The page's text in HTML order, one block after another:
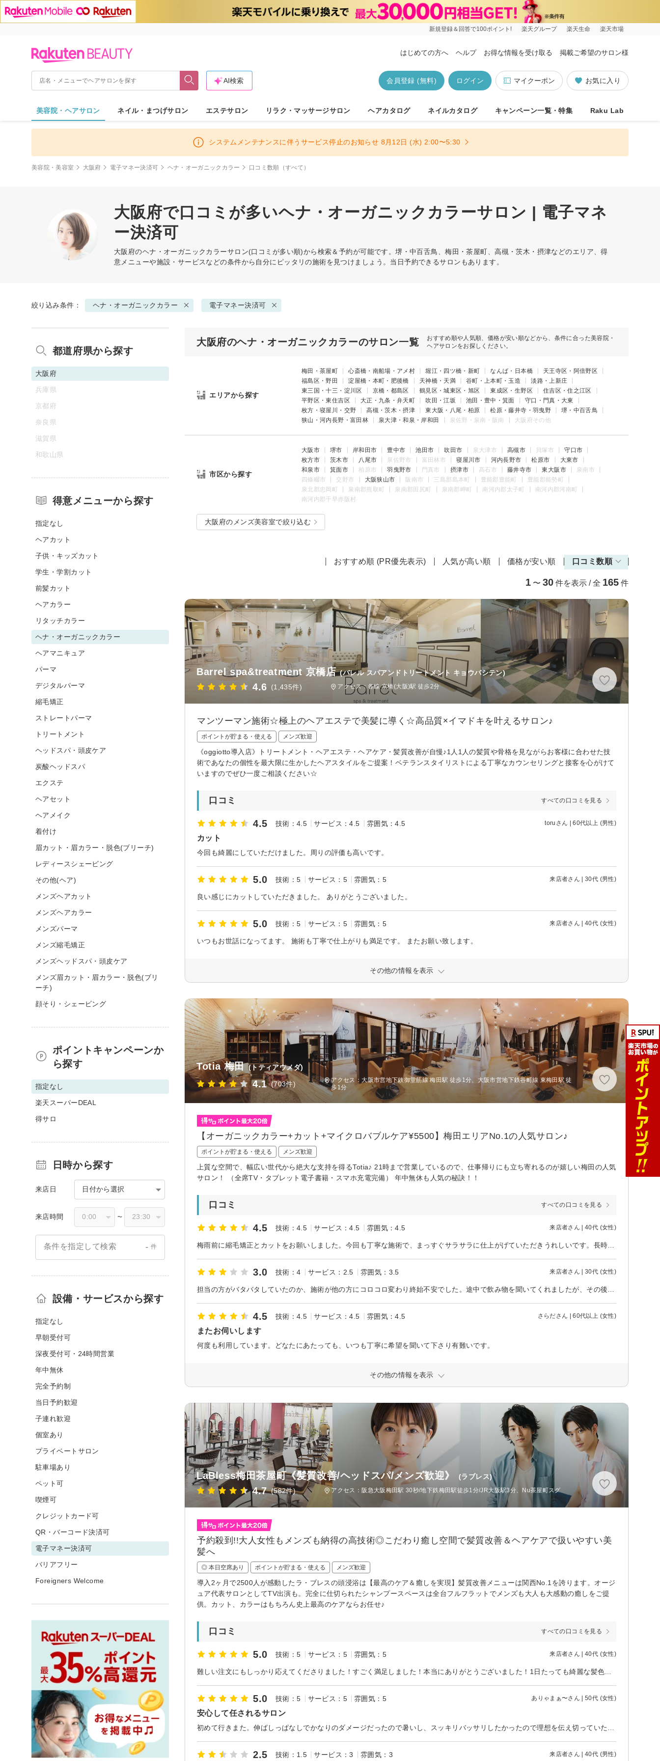
新規登録＆回答で100ポイント! 楽天グループ 楽天生命 楽天市場
はじめての方へ ヘルプ お得な情報を受け取る 掲載ご希望のサロン様
お気に入り
マイクーポン
ログイン
会員登録 (無料)
AI検索
美容院・ヘアサロン ネイル・まつげサロン エステサロン リラク・マッサージサロン ヘアカタログ ネイルカタログ キャンペーン一覧・特集 Raku Lab
システムメンテナンスに伴うサービス停止のお知らせ 8月12日 (水) 2:00〜5:30
美容院・美容室 大阪府 電子マネー決済可 ヘナ・オーガニックカラー 口コミ数順（すべて）
大阪府で口コミが多いヘナ・オーガニックカラーサロン | 電子マネ
ー決済可
大阪府のヘナ・オーガニックカラーサロン(口コミが多い順)から検索＆予約が可能です。堺・中百舌鳥、梅田・茶屋町、高槻・茨木・摂津などのエリア、得
意メニューや施設・サービスなどの条件から自分にピッタリの施術を見つけましょう。当日予約できるサロンもあります。
絞り込み条件： ヘナ・オーガニックカラー 電子マネー決済可
大阪府のヘナ・オーガニックカラーのサロン一覧
おすすめ順や人気順、価格が安い順などから、条件に合った美容院・
ヘアサロンをお探しください。
エリアから探す
梅田・茶屋町 心斎橋・南船場・アメ村 堀江・四ツ橋・新町 なんば・日本橋
天王寺区・阿倍野区
福島区・野田
淀屋橋・本町・肥後橋 天神橋・天満 谷町・上本町・玉造
淡路・上新庄
東三国・十三・淀川区
京橋・都島区 鶴見区・城東区・旭区 東成区・生野区
住吉区・住之江区
平野区・東住吉区
大正・九条・弁天町 吹田・江坂 池田・豊中・箕面
守口・門真・大東
枚方・寝屋川・交野
高槻・茨木・摂津 東大阪・八尾・柏原 松原・藤井寺・羽曳野
堺・中百舌鳥
狭山・河内長野・富田林
泉大津・和泉・岸和田 泉佐野・泉南・阪南 大阪府その他
市区から探す
大阪市 堺市 岸和田市 豊中市 池田市 吹田市 泉大津市 高槻市 貝塚市
守口市
枚方市
茨木市 八尾市 泉佐野市 富田林市 寝屋川市 河内長野市 松原市
大東市
和泉市
箕面市 柏原市 羽曳野市 門真市 摂津市 高石市 藤井寺市 東大阪市
泉南市
四條畷市
交野市 大阪狭山市 阪南市 三島郡島本町 豊能郡豊能町
豊能郡能勢町
泉北郡忠岡町
泉南郡熊取町 泉南郡田尻町 泉南郡岬町 南河内郡太子町
南河内郡河南町
南河内郡千早赤阪村
大阪府のメンズ美容室で絞り込む
おすすめ順 (PR優先表示) 人気が高い順 価格が安い順 口コミ数順
1 〜 30 件を表示 / 全 165 件
Barrel spa&treatment 京橋店 (バレル スパアンドトリートメント キョウバシテン)
4.6 (1,435件) アクセス：各線 京橋(大阪)駅 徒歩2分
マンツーマン施術☆極上のヘアエステで美髪に導く☆高品質×イマドキを叶えるサロン♪
ポイントが貯まる・使える メンズ歓迎
《oggiotto導入店》トリートメント・ヘアエステ・ヘアケア・髪質改善が自慢♪1人1人の髪質や骨格を見ながらお客様に合わせた技
術であなたの個性を最大限に生かしたヘアスタイルをご提案！ベテランスタイリストによる丁寧なカウンセリングと接客を心がけて
いますのでぜひ一度ご相談ください☆
口コミ すべての口コミを見る
4.5 技術：4.5 サービス：4.5 雰囲気：4.5 toruさん | 60代以上 (男性)
カット
今回も綺麗にしていただけました。周りの評価も高いです。
5.0 技術：5 サービス：5 雰囲気：5 来店者さん | 30代 (男性)
良い感じにカットしていただきました。 ありがとうございました。
5.0 技術：5 サービス：5 雰囲気：5 来店者さん | 40代 (女性)
いつもお世話になってます。 施術も丁寧で仕上がりも満足です。 またお願い致します。
その他の情報を表示
Totia 梅田 (トティアウメダ)
4.1 (703件)
アクセス：大阪市営地下鉄御堂筋線 梅田駅 徒歩1分、大阪市営地下鉄谷町線 東梅田駅 徒
歩1分
【オーガニックカラー+カット+マイクロバブルケア¥5500】梅田エリアNo.1の人気サロン♪
ポイントが貯まる・使える メンズ歓迎
上質な空間で、幅広い世代から絶大な支持を得るTotia♪ 21時まで営業しているので、仕事帰りにも立ち寄れるのが嬉しい梅田の人気
サロン！ （全席TV・タブレット電子書籍・スマホ充電完備） 年中無休も人気の秘訣！！
口コミ すべての口コミを見る
4.5 技術：4.5 サービス：4.5 雰囲気：4.5 来店者さん | 40代 (女性)
3.0 技術：4 サービス：2.5 雰囲気：3.5 来店者さん | 30代 (女性)
4.5 技術：4.5 サービス：4.5 雰囲気：4.5 さらださん | 60代以上 (女性)
またお伺いします
何度も利用しています。どなたにあたっても、いつも丁寧に希望を聞いて下さり有難いです。
その他の情報を表示
LaBless梅田茶屋町《髪質改善/ヘッドスパ/メンズ歓迎》 (ラブレス)
4.7 (582件) アクセス：阪急大阪梅田駅 30秒/地下鉄梅田駅徒歩1分/JR大阪駅3分、Nu茶屋町スグ
予約殺到!!大人女性もメンズも納得の高技術◎こだわり癒し空間で髪質改善＆ヘアケアで扱いやすい美
髪へ
◎ 本日空席あり ポイントが貯まる・使える メンズ歓迎
導入2ヶ月で2500人が感動したラ・ブレスの頭浸浴は【最高のケア＆癒しを実現】髪質改善メニューは関西No.1を誇ります。オージ
ュア代表サロンとしてTV出演も。完全に仕切られたシャンプースペースは全台フルフラットでメンズも大人も大感動の癒しをご提
供。カット、カラーはもちろん史上最高のケアならお任せ♪
口コミ すべての口コミを見る
5.0 技術：5 サービス：5 雰囲気：5 来店者さん | 40代 (女性)
5.0 技術：5 サービス：5 雰囲気：5 ありゃまぁ〜さん | 50代 (女性)
安心して任されるサロン
2.5 技術：1.5 サービス：3 雰囲気：3 来店者さん | 40代 (男性)
都道府県から探す
大阪府
兵庫県
京都府
奈良県
滋賀県
和歌山県
得意メニューから探す
指定なし
ヘアカット
子供・キッズカット
学生・学割カット
前髪カット
ヘアカラー
リタッチカラー
ヘナ・オーガニックカラー
ヘアマニキュア
パーマ
デジタルパーマ
縮毛矯正
ストレートパーマ
トリートメント
ヘッドスパ・頭皮ケア
炭酸ヘッドスパ
エクステ
ヘアセット
ヘアメイク
着付け
眉カット・眉カラー・脱色(ブリーチ)
レディースシェービング
その他(ヘア)
メンズヘアカット
メンズヘアカラー
メンズパーマ
メンズ縮毛矯正
メンズヘッドスパ・頭皮ケア
メンズ眉カット・眉カラー・脱色(ブリ
ーチ)
顔そり・シェービング
ポイントキャンペーンか
ら探す
指定なし
楽天スーパーDEAL
得サロ
日時から探す
来店日 日付から選択
来店時間 〜
条件を指定して検索 - 件
設備・サービスから探す
指定なし
早朝受付可
深夜受付可・24時間営業
年中無休
完全予約制
当日予約歓迎
子連れ歓迎
個室あり
プライベートサロン
駐車場あり
ペット可
喫煙可
クレジットカード可
QR・バーコード決済可
電子マネー決済可
バリアフリー
Foreigners Welcome